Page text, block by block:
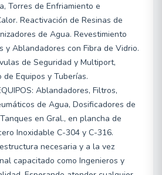
Torres de Enfriamiento e
Reactivación de Resinas de
de Agua. Revestimiento
y Ablandadores con Fibra de Vidrio.
de Seguridad y Multiport,
Equipos y Tuberías.
Ablandadores, Filtros,
de Agua, Dosificadores de
en Gral., en plancha de
Inoxidable C-304 y C-316.
necesaria y a la vez
capacitado como Ingenieros y